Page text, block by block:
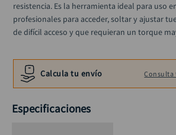
resistencia. Es la herramienta ideal para uso
profesionales para acceder, soltar y ajustar
de difícil acceso y que requieran un torque
Calcula tu envío Consulta
Especificaciones